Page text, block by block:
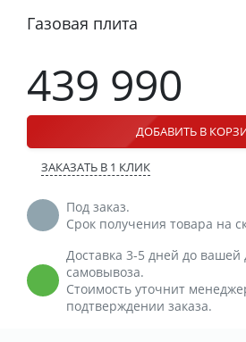
Газовая плита
439 990
ДОБАВИТЬ В
ЗАКАЗАТЬ В 1 КЛИК
Под заказ.
Срок получения товара на
Доставка 3-5 дней до вашей
самовывоза.
Стоимость уточнит
подтверждении заказа.